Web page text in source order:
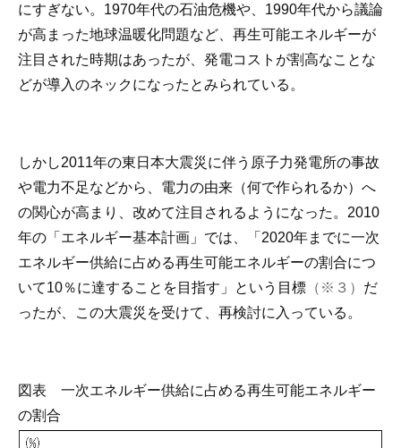
にすぎない。1970年代の石油危機や、1990年代から議論
が高まった地球温暖化問題など、再生可能エネルギーが
注目された時期はあったが、発電コストが割高なことな
どが導入のネックになったとみられている。
しかし2011年の東日本大震災に伴う原子力発電所の事故
や電力不足などから、電力の由来（何で作られるか）へ
の関心が高まり、改めて注目されるようになった。2010
年の「エネルギー基本計画」では、「2020年までに一次
エネルギー供給に占める再生可能エネルギーの割合につ
いて10％に達することを目指す」という目標 （※３） だ
ったが、この大震災を受けて、再検討に入っている。
図表 一次エネルギー供給に占める再生可能エネルギー
の割合